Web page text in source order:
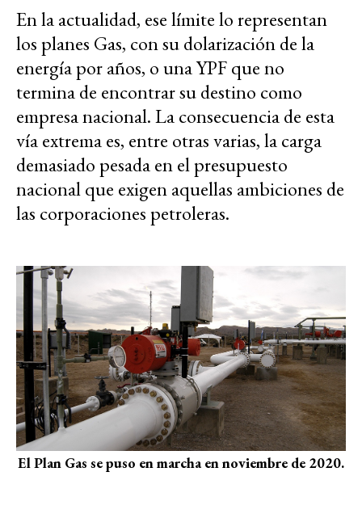
En la actualidad, ese límite lo representan
los planes Gas, con su dolarización de la
energía por años, o una YPF que no
termina de encontrar su destino como
empresa nacional. La consecuencia de esta
vía extrema es, entre otras varias, la carga
demasiado pesada en el presupuesto
nacional que exigen aquellas ambiciones de
las corporaciones petroleras.
El Plan Gas se puso en marcha en noviembre de 2020.